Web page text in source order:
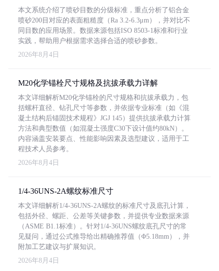
本文系统介绍了喷砂目数的分级标准，重点分析了铝合金
喷砂200目对应的表面粗糙度（Ra 3.2-6.3μm），并对比不
同目数的应用场景。数据来源包括ISO 8503-1标准和行业
实践，帮助用户根据需求选择合适的喷砂参数。
2026年8月4日
M20化学锚栓尺寸规格及抗拔承载力详解
本文详细解析M20化学锚栓的尺寸规格和抗拔承载力，包
括螺杆直径、钻孔尺寸等参数，并依据专业标准（如《混
凝土结构后锚固技术规程》JGJ 145）提供抗拔承载力计算
方法和典型数值（如混凝土强度C30下设计值约80kN）。
内容涵盖安装要点、性能影响因素及选型建议，适用于工
程技术人员参考。
2026年8月4日
1/4-36UNS-2A螺纹标准尺寸
本文详细解析1/4-36UNS-2A螺纹的标准尺寸及底孔计算，
包括外径、螺距、公差等关键参数，并提供专业数据来源
（ASME B1.1标准）。针对1/4-36UNS螺纹底孔尺寸的常
见疑问，通过公式推导给出精确推荐值（Φ5.18mm），并
附加工艺建议与扩展知识。
2026年8月4日